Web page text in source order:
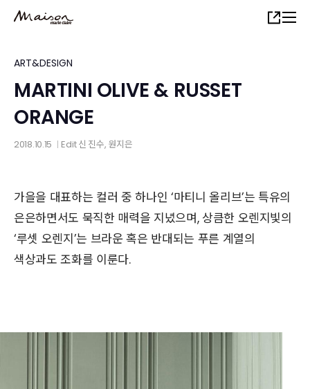
content
Share
ART&DESIGN
MARTINI OLIVE & RUSSET
ORANGE
2018.10.15 Edit신 진수, 원지은
가을을 대표하는 컬러 중 하나인 ‘마티니 올리브’는 특유의
은은하면서도 묵직한 매력을 지녔으며, 상큼한 오렌지빛의
‘루셋 오렌지’는 브라운 혹은 반대되는 푸른 계열의
색상과도 조화를 이룬다.